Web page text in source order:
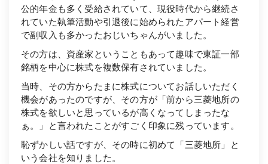
公的年金も多く受給されていて、現役時代から継続さ
れていた執筆活動や引退後に始められたアパート経営
で副収入も多かったおじいちゃんがいました。
その方は、資産家ということもあって趣味で東証一部
銘柄を中心に株式を複数保有されていました。
当時、その方からたまに株式についてお話しいただく
機会があったのですが、その方が「前から三菱地所の
株式を欲しいと思っているが高くなってしまったな
ぁ。」と言われたことがすごく印象に残っています。
恥ずかしい話ですが、その時に初めて「三菱地所」と
いう会社を知りました。